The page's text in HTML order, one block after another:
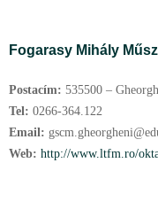
Fogarasy Mihály
Postacím: 535500 –
Tel: 0266-364.122
Email:
Web: http://www.ltfm.ro/